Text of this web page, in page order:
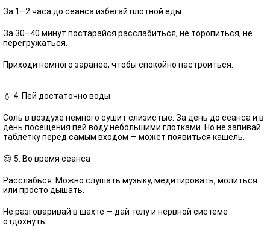
За 1–2 часа до сеанса избегай плотной еды.
За 30–40 минут постарайся расслабиться, не торопиться, не
перегружаться.
Приходи немного заранее, чтобы спокойно настроиться.
💧 4. Пей достаточно воды
Соль в воздухе немного сушит слизистые. За день до сеанса и в
день посещения пей воду небольшими глотками. Но не запивай
таблетку перед самым входом — может появиться кашель.
😌 5. Во время сеанса
Расслабься. Можно слушать музыку, медитировать, молиться
или просто дышать.
Не разговаривай в шахте — дай телу и нервной системе
отдохнуть.